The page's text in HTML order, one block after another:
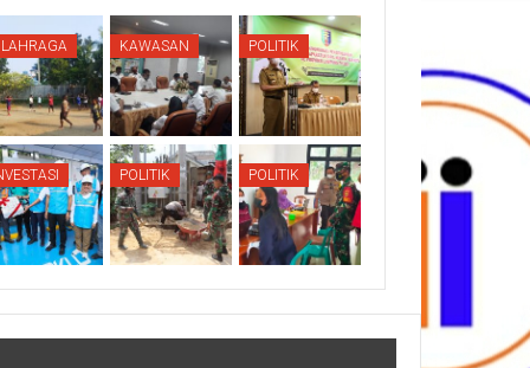
KAWASAN POLITIK
POLITIK POLITIK